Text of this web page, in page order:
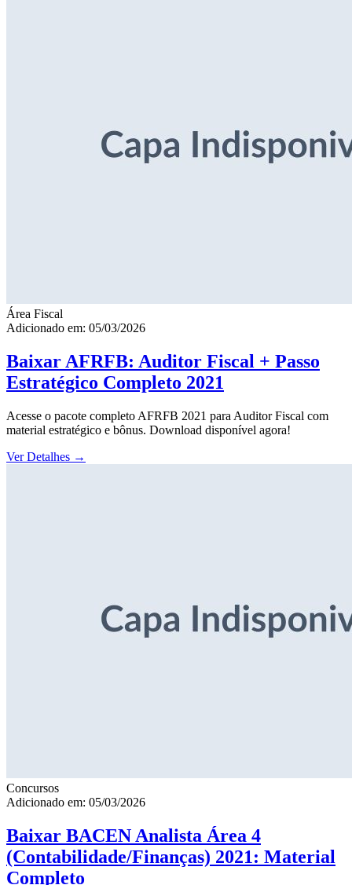
Área Fiscal
Adicionado em: 05/03/2026
Baixar AFRFB: Auditor Fiscal + Passo
Estratégico Completo 2021
Acesse o pacote completo AFRFB 2021 para Auditor Fiscal com
material estratégico e bônus. Download disponível agora!
Ver Detalhes →
Concursos
Adicionado em: 05/03/2026
Baixar BACEN Analista Área 4
(Contabilidade/Finanças) 2021: Material
Completo